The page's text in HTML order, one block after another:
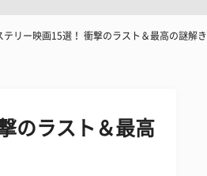
テリー映画15選！ 衝撃のラスト＆最高の謎解き
のラスト＆最高